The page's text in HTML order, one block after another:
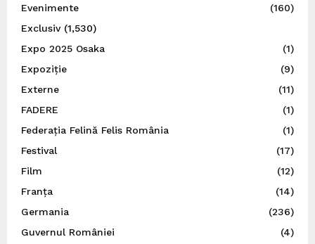
Evenimente
(160)
Exclusiv(1,530)
Expo 2025 Osaka
(1)
Expoziție
(9)
Externe
(11)
FADERE
(1)
Federația Felină Felis România
(1)
Festival
(17)
Film
(12)
Franța
(14)
Germania
(236)
Guvernul României
(4)